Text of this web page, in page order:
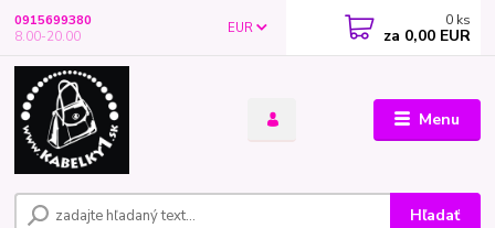
Menu
EUR
Hľadať
0915699380
8.00-20.00
0 ks
za 0,00 EUR